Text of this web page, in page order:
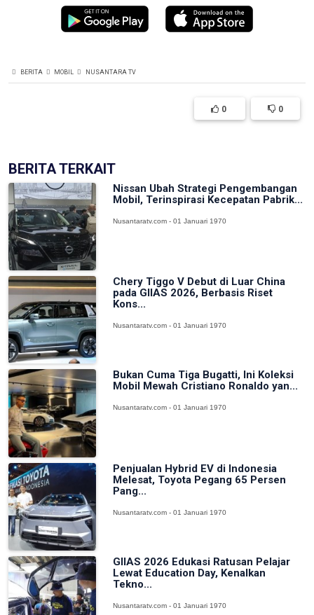
BERITA MOBIL NUSANTARA TV
0 0
BERITA TERKAIT
Nissan Ubah Strategi Pengembangan
Mobil, Terinspirasi Kecepatan Pabrik...
Nusantaratv.com - 01 Januari 1970
Chery Tiggo V Debut di Luar China
pada GIIAS 2026, Berbasis Riset
Kons...
Nusantaratv.com - 01 Januari 1970
Bukan Cuma Tiga Bugatti, Ini Koleksi
Mobil Mewah Cristiano Ronaldo yan...
Nusantaratv.com - 01 Januari 1970
Penjualan Hybrid EV di Indonesia
Melesat, Toyota Pegang 65 Persen
Pang...
Nusantaratv.com - 01 Januari 1970
GIIAS 2026 Edukasi Ratusan Pelajar
Lewat Education Day, Kenalkan
Tekno...
Nusantaratv.com - 01 Januari 1970